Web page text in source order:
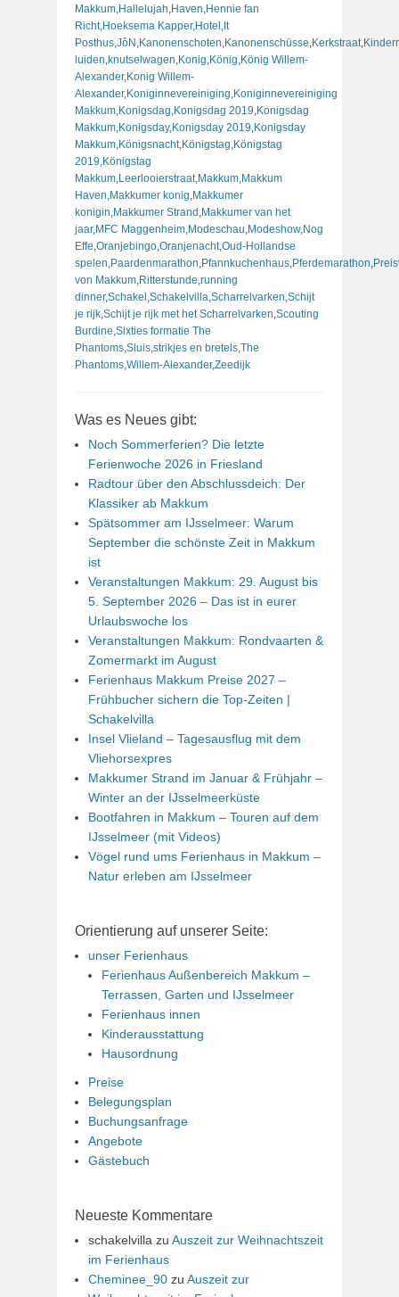
Makkum Hallelujah Haven Hennie fan
Richt, Hoeksema Kapper, Hotel It
Posthus JôN Kanonenschoten Kanonenschüsse Kerkstraat
luiden knutselwagen Konig König König Willem-
Alexander, Konig Willem-
Alexander, Koniginnevereiniging Koniginnevereiniging
Makkum Konigsdag Konigsdag 2019 Konigsdag
Makkum Konigsday, Konigsday 2019 Konigsday
Makkum Königsnacht, Königstag Königstag
2019 Königstag
Makkum Leerlooierstraat, Makkum Makkum
Haven Makkumer konig Makkumer
konigin Makkumer Strand Makkumer van het
jaar, MFC Maggenheim Modeschau Modeshow, Nog
Effe Oranjebingo Oranjenacht,Oud-Hollandse
spelen Paardenmarathon Pfannkuchenhaus Pferdemarathon
von Makkum Ritterstunde running
dinner,Schakel Schakelvilla Scharrelvarken Schijt
je rijk Schijt je rijk met het Scharrelvarken Scouting
Burdine Sixties formatie The
Phantoms Sluis strikjes en bretels The
Phantoms Willem-Alexander,Zeedijk
Was es Neues gibt:
Noch Sommerferien? Die letzte
Ferienwoche 2026 in Friesland
Radtour über den Abschlussdeich: Der
Klassiker ab Makkum
Spätsommer am IJsselmeer: Warum
September die schönste Zeit in Makkum
ist
Veranstaltungen Makkum: 29. August bis
5. September 2026 – Das ist in eurer
Urlaubswoche los
Veranstaltungen Makkum: Rondvaarten &
Zomermarkt im August
Ferienhaus Makkum Preise 2027 –
Frühbucher sichern die Top-Zeiten |
Schakelvilla
Insel Vlieland – Tagesausflug mit dem
Vliehorsexpres
Makkumer Strand im Januar & Frühjahr –
Winter an der IJsselmeerküste
Bootfahren in Makkum – Touren auf dem
IJsselmeer (mit Videos)
Vögel rund ums Ferienhaus in Makkum –
Natur erleben am IJsselmeer
Orientierung auf unserer Seite:
unser Ferienhaus
Ferienhaus Außenbereich Makkum –
Terrassen, Garten und IJsselmeer
Ferienhaus innen
Kinderausstattung
Hausordnung
Preise
Belegungsplan
Buchungsanfrage
Angebote
Gästebuch
Neueste Kommentare
schakelvilla zu Auszeit zur Weihnachtszeit
im Ferienhaus
Cheminee_90 zu Auszeit zur